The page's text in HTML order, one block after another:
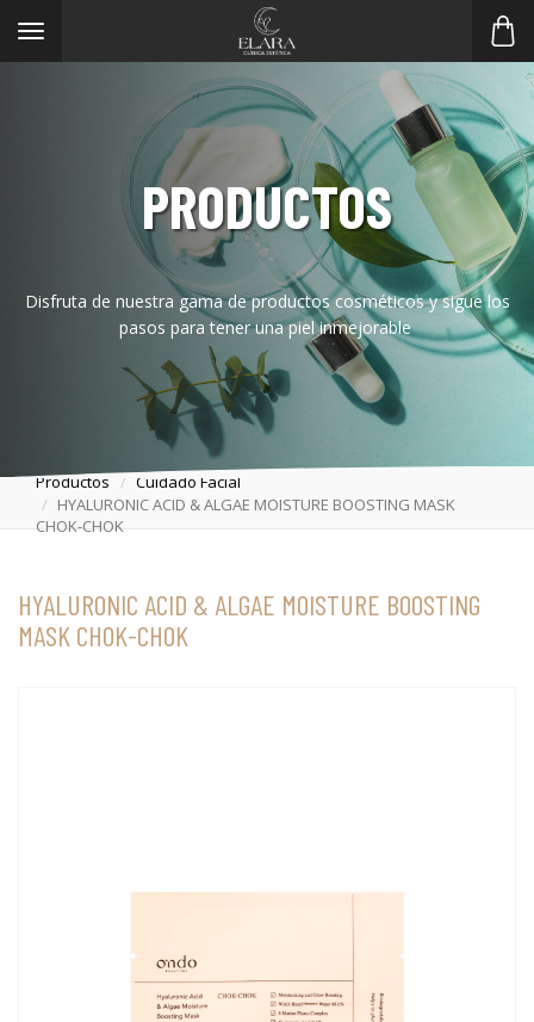
Toggle
navigation
PRODUCTOS
Disfruta de nuestra gama de productos cosméticos y sigue los
pasos para tener una piel inmejorable
Productos
Cuidado Facial
HYALURONIC ACID & ALGAE MOISTURE BOOSTING MASK
CHOK-CHOK
HYALURONIC ACID & ALGAE MOISTURE BOOSTING
MASK CHOK-CHOK